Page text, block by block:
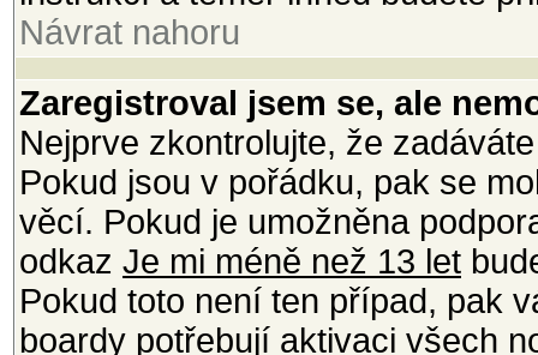
Návrat nahoru
Zaregistroval jsem se, ale
Nejprve zkontrolujte, že
Pokud jsou v pořádku, pak se
věcí. Pokud je umožněna
odkaz Je mi méně než 13 let
Pokud toto není ten případ, pak
boardy potřebují aktivaci všech